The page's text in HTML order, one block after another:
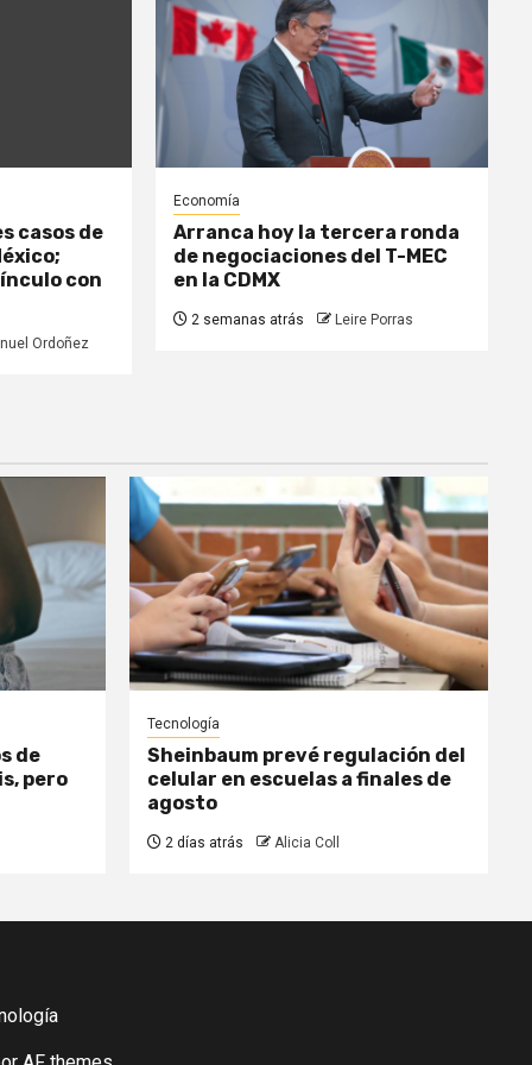
casos de
con
Ordoñez
Economía
Arranca hoy la tercera ronda
de negociaciones del T-MEC
en la CDMX
2 semanas atrás Leire Porras
de
pero
Tecnología
Sheinbaum prevé regulación del
celular en escuelas a finales de
agosto
2 días atrás Alicia Coll